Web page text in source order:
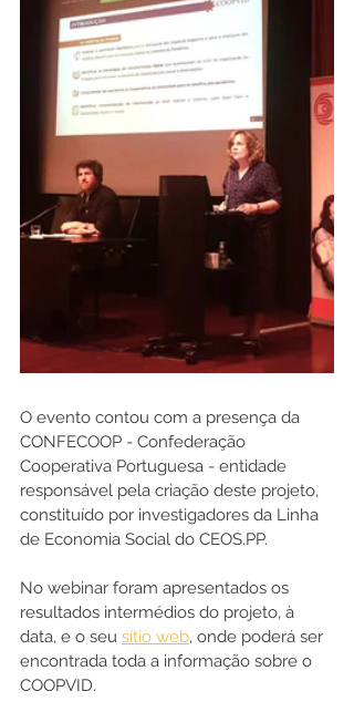
O evento contou com a presença da
CONFECOOP - Confederação
Cooperativa Portuguesa - entidade
responsável pela criação deste projeto,
constituído por investigadores da Linha
de Economia Social do CEOS.PP.
No webinar foram apresentados os
resultados intermédios do projeto, à
data, e o seu sítio web, onde poderá ser
encontrada toda a informação sobre o
COOPVID.